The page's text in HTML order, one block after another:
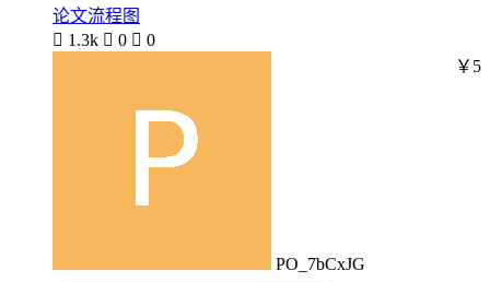
论文流程图
 1.3k  0  0
PO_7bCxJG
￥5